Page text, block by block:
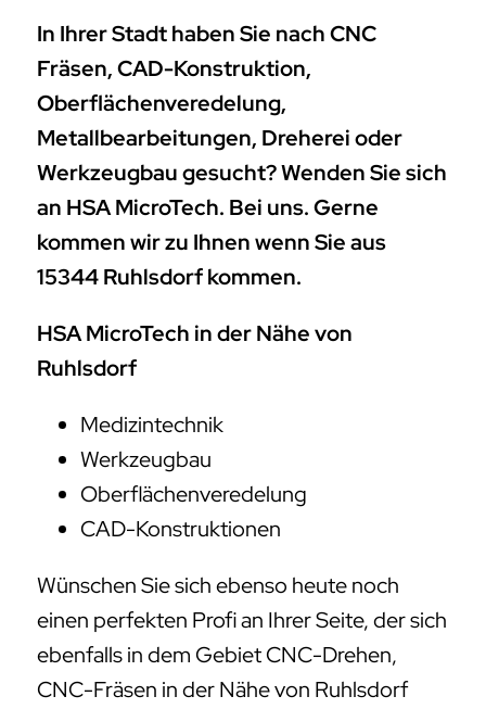
In Ihrer Stadt haben Sie nach CNC
Fräsen, CAD-Konstruktion,
Oberflächenveredelung,
Metallbearbeitungen, Dreherei oder
Werkzeugbau gesucht? Wenden Sie sich
an HSA MicroTech. Bei uns. Gerne
kommen wir zu Ihnen wenn Sie aus
15344 Ruhlsdorf kommen.
HSA MicroTech in der Nähe von
Ruhlsdorf
Medizintechnik
Werkzeugbau
Oberflächenveredelung
CAD-Konstruktionen
Wünschen Sie sich ebenso heute noch
einen perfekten Profi an Ihrer Seite, der sich
ebenfalls in dem Gebiet CNC-Drehen,
CNC-Fräsen in der Nähe von Ruhlsdorf